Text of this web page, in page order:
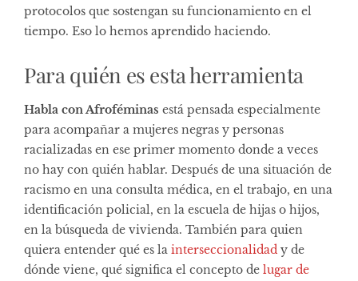
protocolos que sostengan su funcionamiento en el
tiempo. Eso lo hemos aprendido haciendo.
Para quién es esta herramienta
Habla con Afroféminas está pensada especialmente
para acompañar a mujeres negras y personas
racializadas en ese primer momento donde a veces
no hay con quién hablar. Después de una situación de
racismo en una consulta médica, en el trabajo, en una
identificación policial, en la escuela de hijas o hijos,
en la búsqueda de vivienda. También para quien
quiera entender qué es la interseccionalidad y de
dónde viene, qué significa el concepto de lugar de